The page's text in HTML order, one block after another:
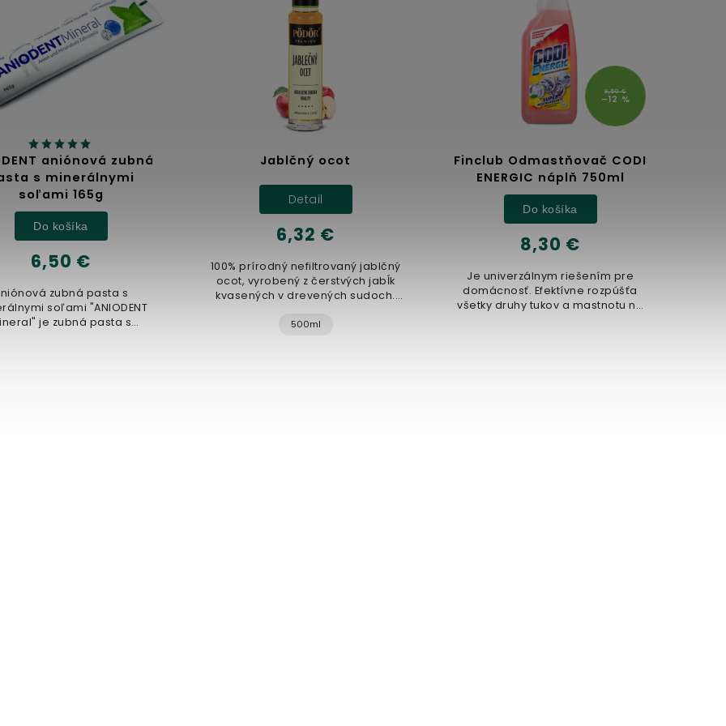
aniónová zubná
s minerálnymi
soľami 165g
6,50 €
Do košíka
zubná pasta s
soľami "ANIODENT
je zubná pasta s
Jablčný ocot
6,32 €
Detail
100% prírodný nefiltrovaný jablčný
ocot, vyrobený z čerstvých jabĺk
kvasených v drevených sudoch.
500ml
9,50 €
–12 %
Finclub Odmastňovač CODI
ENERGIC náplň 750ml
8,30 €
Do košíka
Je univerzálnym riešením pre
domácnosť. Efektívne rozpúšťa
všetky druhy tukov a mastnotu na